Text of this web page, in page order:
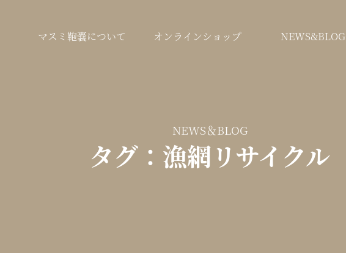
マスミ鞄嚢について オンラインショップ NEWS&BLOG
NEWS＆BLOG
タグ：漁網リサイクル